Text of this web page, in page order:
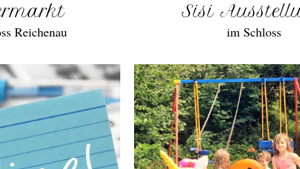
Reichenau
Sisi
im Schloss